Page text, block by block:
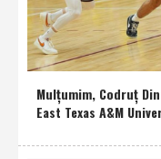
Mulţumim, Codruţ
East Texas A&M